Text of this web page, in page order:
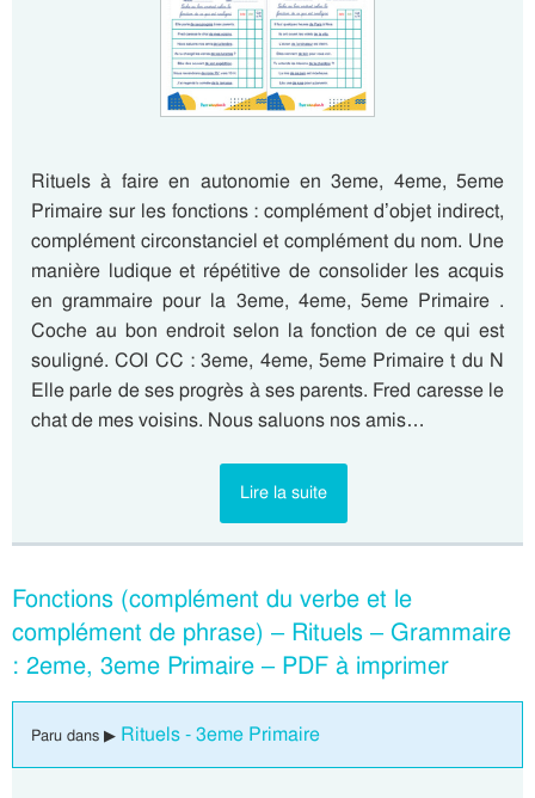
Rituels à faire en autonomie en 3eme, 4eme, 5eme
Primaire sur les fonctions : complément d’objet indirect,
complément circonstanciel et complément du nom. Une
manière ludique et répétitive de consolider les acquis
en grammaire pour la 3eme, 4eme, 5eme Primaire .
Coche au bon endroit selon la fonction de ce qui est
souligné. COI CC : 3eme, 4eme, 5eme Primaire t du N
Elle parle de ses progrès à ses parents. Fred caresse le
chat de mes voisins. Nous saluons nos amis…
Lire la suite
Fonctions (complément du verbe et le
complément de phrase) – Rituels – Grammaire
: 2eme, 3eme Primaire – PDF à imprimer
Paru dans ▶ Rituels - 3eme Primaire